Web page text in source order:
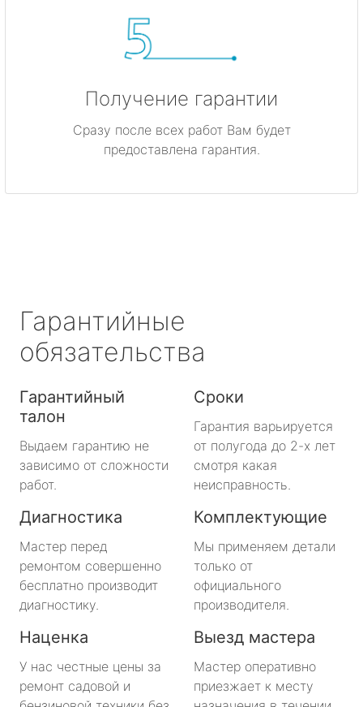
Получение гарантии
Сразу после всех работ Вам будет
предоставлена гарантия.
Гарантийные
обязательства
Гарантийный
талон
Выдаем гарантию не
зависимо от сложности
работ.
Сроки
Гарантия варьируется
от полугода до 2-х лет
смотря какая
неисправность.
Диагностика
Мастер перед
ремонтом совершенно
бесплатно производит
диагностику.
Комплектующие
Мы применяем детали
только от
официального
производителя.
Наценка
У нас честные цены за
ремонт садовой и
Выезд мастера
Мастер оперативно
приезжает к месту